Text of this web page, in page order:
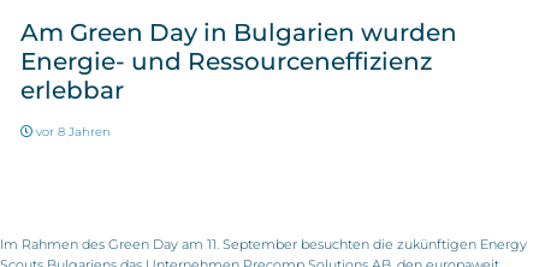
Am Green Day in Bulgarien wurden
Energie- und Ressourceneffizienz
erlebbar
vor 8 Jahren
Im Rahmen des Green Day am 11. September besuchten die zukünftigen Energy